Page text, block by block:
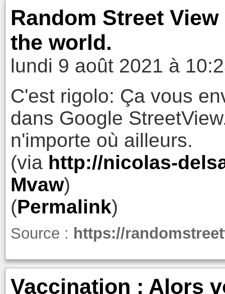
Random Street
the world.
lundi 9 août 2021 à
C'est rigolo: Ça vous
dans Google
n'importe où ailleurs.
(via http://nicolas-
Mvaw)
(Permalink)
Source : https://
Vaccination : Alors